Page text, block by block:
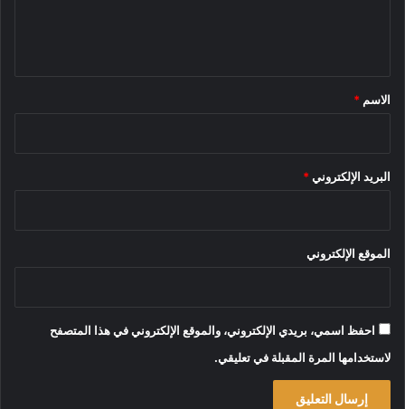
*
الاسم *
البريد الإلكتروني *
الموقع الإلكتروني
احفظ اسمي، بريدي الإلكتروني، والموقع الإلكتروني في هذا المتصفح
لاستخدامها المرة المقبلة في تعليقي.